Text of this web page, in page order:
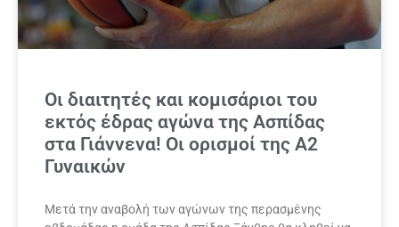
Οι διαιτητές και κομισάριοι του
εκτός έδρας αγώνα της Ασπίδας
στα Γιάννενα! Οι ορισμοί της Α2
Γυναικών
Μετά την αναβολή των αγώνων της περασμένης